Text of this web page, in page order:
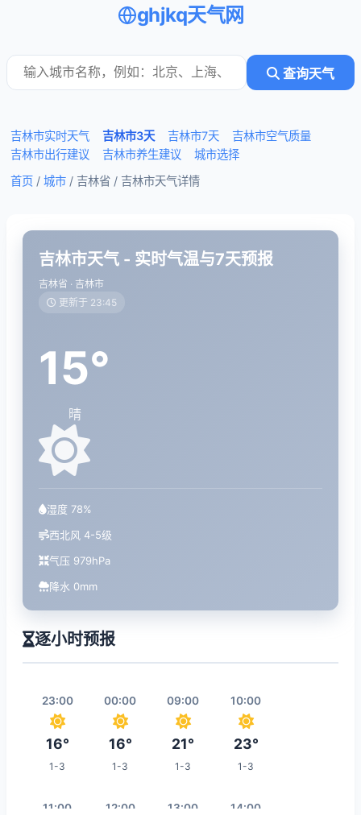
ghjkq天气网
查询天气
吉林市实时天气 吉林市3天 吉林市7天
吉林市空气质量
吉林市出行建议
吉林市养生建议
城市选择
首页 / 城市 / 吉林省 / 吉林市天气详情
吉林市天气 - 实时气温与7天预报
吉林省 · 吉林市
更新于 23:45
15°
晴
湿度 78%
西北风 4-5级
气压 979hPa
降水 0mm
逐小时预报
23:00
16°
1-3
00:00
16°
1-3
09:00
21°
1-3
10:00
23°
1-3
11:00 12:00 13:00 14:00